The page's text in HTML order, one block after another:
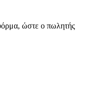
ώστε ο πωλητής